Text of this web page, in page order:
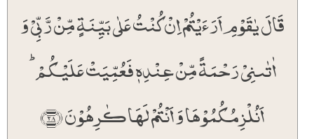
قَالَ یٰقَوۡمِ اَرَءَیۡتُمۡ اِنۡ کُنۡتُ عَلٰی بَیِّنَۃٍ مِّنۡ رَّبِّیۡ وَ
اٰتٰىنِیۡ رَحۡمَۃً مِّنۡ عِنۡدِہٖ فَعُمِّیَتۡ عَلَیۡکُمۡ ؕ
اَنُلۡزِمُکُمُوۡہَا وَ اَنۡتُمۡ لَہَا کٰرِہُوۡنَ ﴿۲۸﴾